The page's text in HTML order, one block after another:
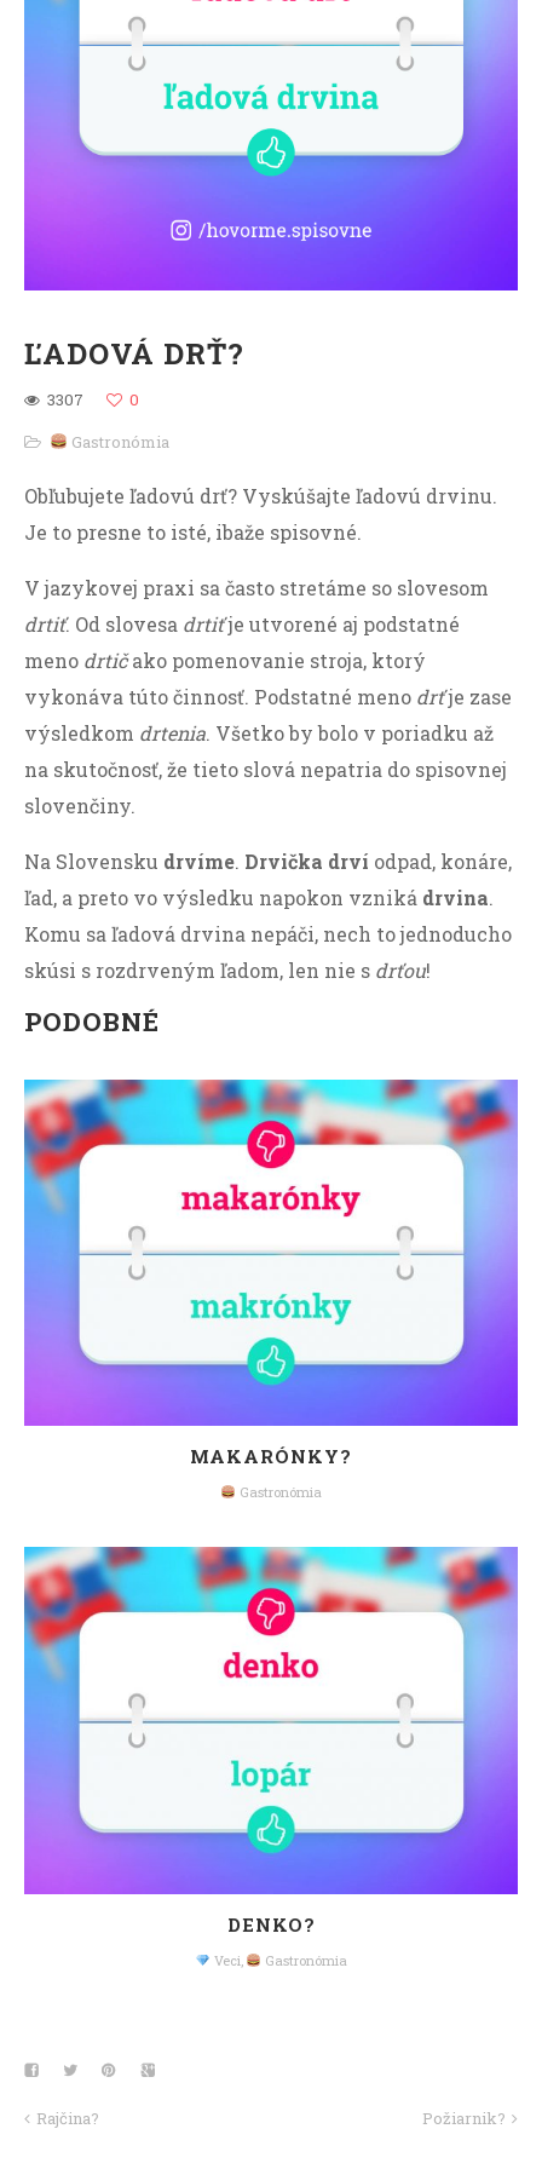
ĽADOVÁ DRŤ?
3307
0
Gastronómia
Obľubujete ľadovú drť? Vyskúšajte ľadovú drvinu.
Je to presne to isté, ibaže spisovné.
V jazykovej praxi sa často stretáme so slovesom
drtiť. Od slovesa drtiťje utvorené aj podstatné
meno drtičako pomenovanie stroja, ktorý
vykonáva túto činnosť. Podstatné meno drťje zase
výsledkom drtenia. Všetko by bolo v poriadku až
na skutočnosť, že tieto slová nepatria do spisovnej
slovenčiny.
Na Slovensku drvíme. Drvička drví odpad, konáre,
ľad, a preto vo výsledku napokon vzniká drvina.
Komu sa ľadová drvina nepáči, nech to jednoducho
skúsi s rozdrveným ľadom, len nie s drťou!
PODOBNÉ
MAKARÓNKY?
Gastronómia
DENKO?
Veci Gastronómia
Rajčina? Požiarnik?